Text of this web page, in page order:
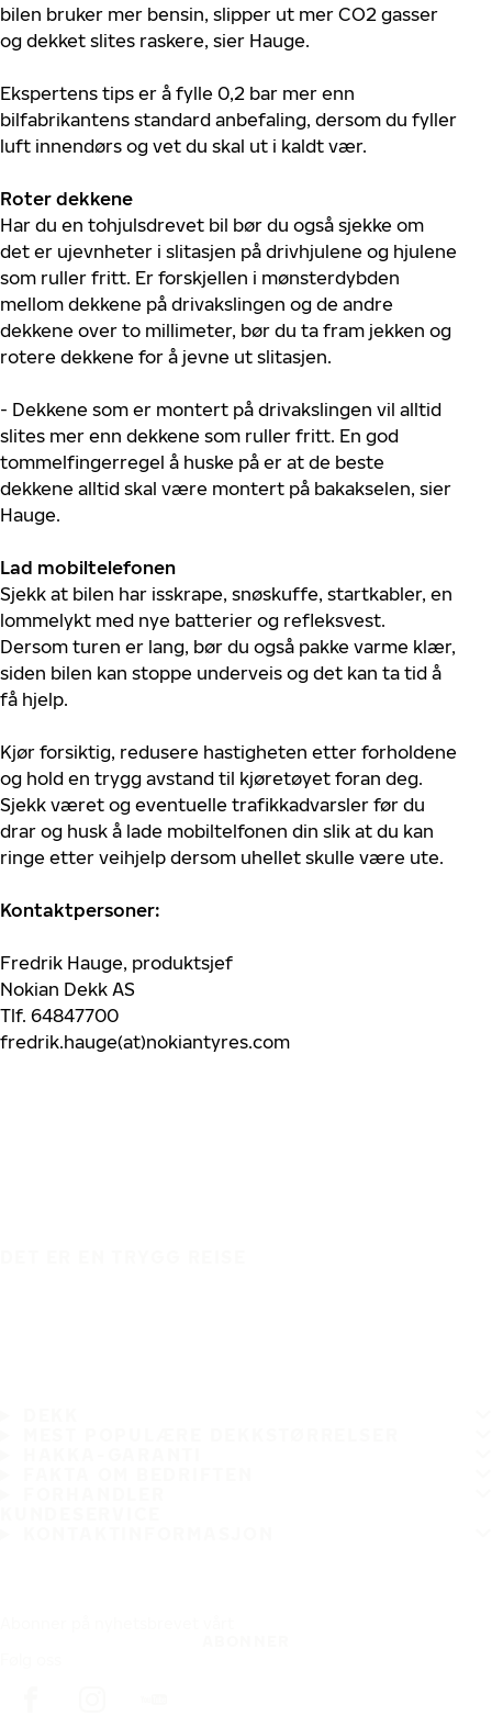
bilen bruker mer bensin, slipper ut mer CO2 gasser
og dekket slites raskere, sier Hauge.
Ekspertens tips er å fylle 0,2 bar mer enn
bilfabrikantens standard anbefaling, dersom du fyller
luft innendørs og vet du skal ut i kaldt vær.
Roter dekkene
Har du en tohjulsdrevet bil bør du også sjekke om
det er ujevnheter i slitasjen på drivhjulene og hjulene
som ruller fritt. Er forskjellen i mønsterdybden
mellom dekkene på drivakslingen og de andre
dekkene over to millimeter, bør du ta fram jekken og
rotere dekkene for å jevne ut slitasjen.
- Dekkene som er montert på drivakslingen vil alltid
slites mer enn dekkene som ruller fritt. En god
tommelfingerregel å huske på er at de beste
dekkene alltid skal være montert på bakakselen, sier
Hauge.
Lad mobiltelefonen
Sjekk at bilen har isskrape, snøskuffe, startkabler, en
lommelykt med nye batterier og refleksvest.
Dersom turen er lang, bør du også pakke varme klær,
siden bilen kan stoppe underveis og det kan ta tid å
få hjelp.
Kjør forsiktig, redusere hastigheten etter forholdene
og hold en trygg avstand til kjøretøyet foran deg.
Sjekk været og eventuelle trafikkadvarsler før du
drar og husk å lade mobiltelfonen din slik at du kan
ringe etter veihjelp dersom uhellet skulle være ute.
Kontaktpersoner:
Fredrik Hauge, produktsjef
Nokian Dekk AS
Tlf. 64847700
fredrik.hauge(at)nokiantyres.com